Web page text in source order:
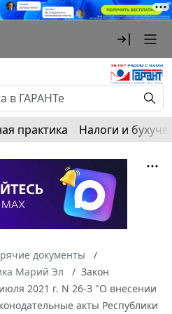
практика Налоги и
документы
Марий Эл
Закон
2021 г. N 26-З "О внесении
акты Республики